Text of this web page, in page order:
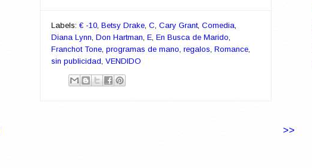
Labels: € -10, Betsy Drake, C, Cary Grant, Comedia,
Diana Lynn, Don Hartman, E, En Busca de Marido,
Franchot Tone, programas de mano, regalos, Romance,
sin publicidad, VENDIDO
>>